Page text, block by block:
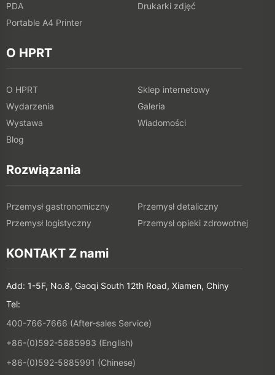
PDA
Drukarki zdjęć
Portable A4 Printer
O HPRT
O HPRT
Sklep internetowy
Wydarzenia
Galeria
Wystawa
Wiadomości
Blog
Rozwiązania
Przemysł gastronomiczny
Przemysł detaliczny
Przemysł logistyczny
Przemysł opieki zdrowotnej
KONTAKT Z nami
Add: 1-5F, No.8, Gaoqi South 12th Road, Xiamen, Chiny
Tel:
400-766-7666 (After-sales Service)
+86-(0)592-5885993 (English)
+86-(0)592-5885991 (Chinese)